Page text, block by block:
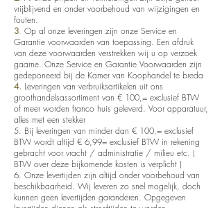
vrijblijvend en onder voorbehoud van wijzigingen en
fouten.
3. Op al onze leveringen zijn onze Service en
Garantie voorwaarden van toepassing. Een afdruk
van deze voorwaarden verstrekken wij u op verzoek
gaarne. Onze Service en Garantie Voorwaarden zijn
gedeponeerd bij de Kamer van Koophandel te breda
4. Leveringen van verbruiksartikelen uit ons
groothandelsassortiment van € 100,= exclusief BTW
of meer worden franco huis geleverd. Voor apparatuur,
alles met een stekker
5. Bij leveringen van minder dan € 100,= exclusief
BTW wordt altijd € 6,99= exclusief BTW in rekening
gebracht voor vracht / administratie / milieu etc. (
BTW over deze bijkomende kosten is verplicht )
6. Onze levertijden zijn altijd onder voorbehoud van
beschikbaarheid. Wij leveren zo snel mogelijk, doch
kunnen geen levertijden garanderen. Opgegeven